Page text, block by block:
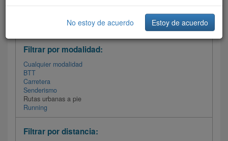
Filtrar las rutas
Filtrar por modalidad:
Cualquier modalidad
BTT
Carretera
Senderismo
Rutas urbanas a pie
Running
Filtrar por distancia:
No estoy de acuerdo Estoy de acuerdo